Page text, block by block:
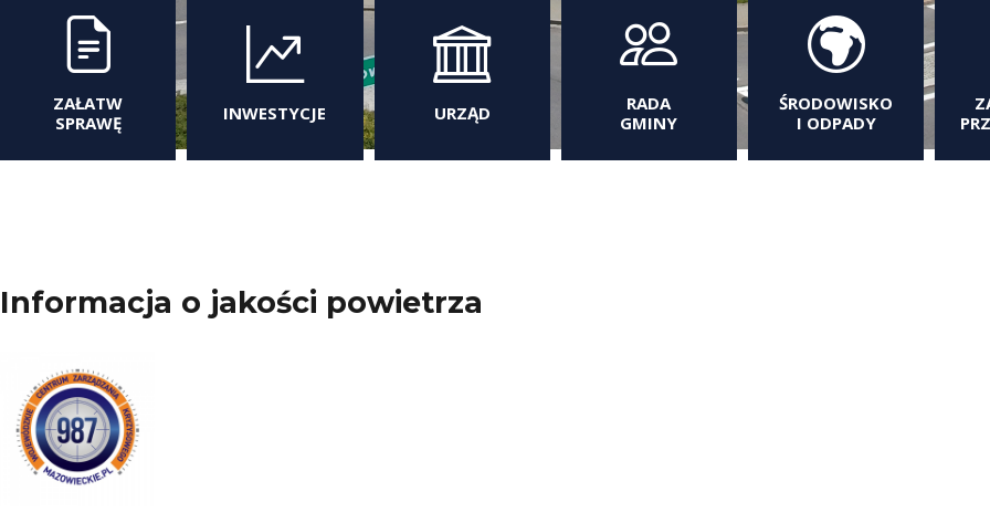
ZAŁATW
SPRAWĘ
INWESTYCJE URZĄD
RADA
GMINY
ŚRODOWISKO
I ODPADY
Informacja o jakości powietrza